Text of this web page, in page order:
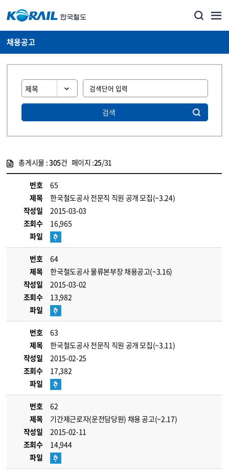
채용공고
검색
총게시물 :305건 페이지 :25/31
번호
65
제목
한국철도공사 전문직 직원 공개 모집(~3.24)
작성일
2015-03-03
조회수
16,965
파일
번호
64
제목
한국철도공사 물류본부장 채용공고(~3.16)
작성일
2015-03-02
조회수
13,982
파일
번호
63
제목
한국철도공사 전문직 직원 공개 모집(~3.11)
작성일
2015-02-25
조회수
17,382
파일
번호
62
제목
기간제근로자(운전담당원) 채용 공고(~2.17)
작성일
2015-02-11
조회수
14,944
파일